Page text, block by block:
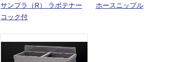
サンプラ（R） ラボテナー
コック付
ホースニップル